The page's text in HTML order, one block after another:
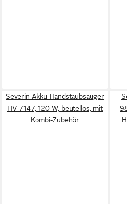
Severin Akku-Handstaubsauger
HV 7147, 120 W, beutellos, mit
Kombi-Zubehör